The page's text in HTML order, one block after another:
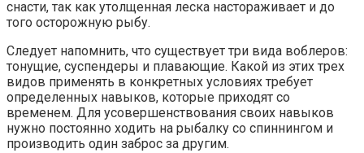
снасти, так как утолщенная леска настораживает и до
того осторожную рыбу.
Следует напомнить, что существует три вида воблеров:
тонущие, суспендеры и плавающие. Какой из этих трех
видов применять в конкретных условиях требует
определенных навыков, которые приходят со
временем. Для усовершенствования своих навыков
нужно постоянно ходить на рыбалку со спиннингом и
производить один заброс за другим.